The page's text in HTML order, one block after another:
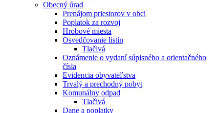
Obecný úrad
Prenájom priestorov v obci
Poplatok za rozvoj
Hrobové miesta
Osvedčovanie listín
Tlačivá
Oznámenie o vydaní súpisného a orientačného
čísla
Evidencia obyvateľstva
Trvalý a prechodný pobyt
Komunálny odpad
Tlačivá
Dane a poplatky